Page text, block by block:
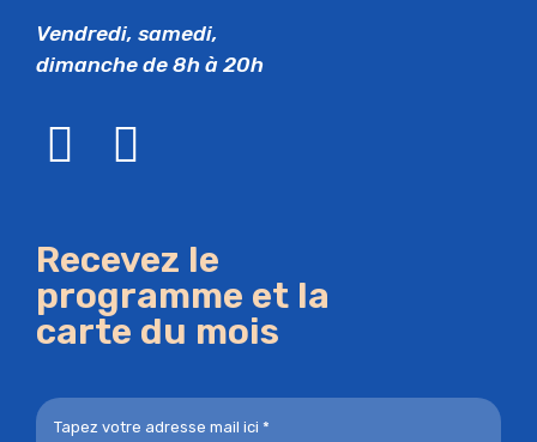
Vendredi, samedi,
dimanche de 8h à 20h
Recevez le
programme et la
carte du mois